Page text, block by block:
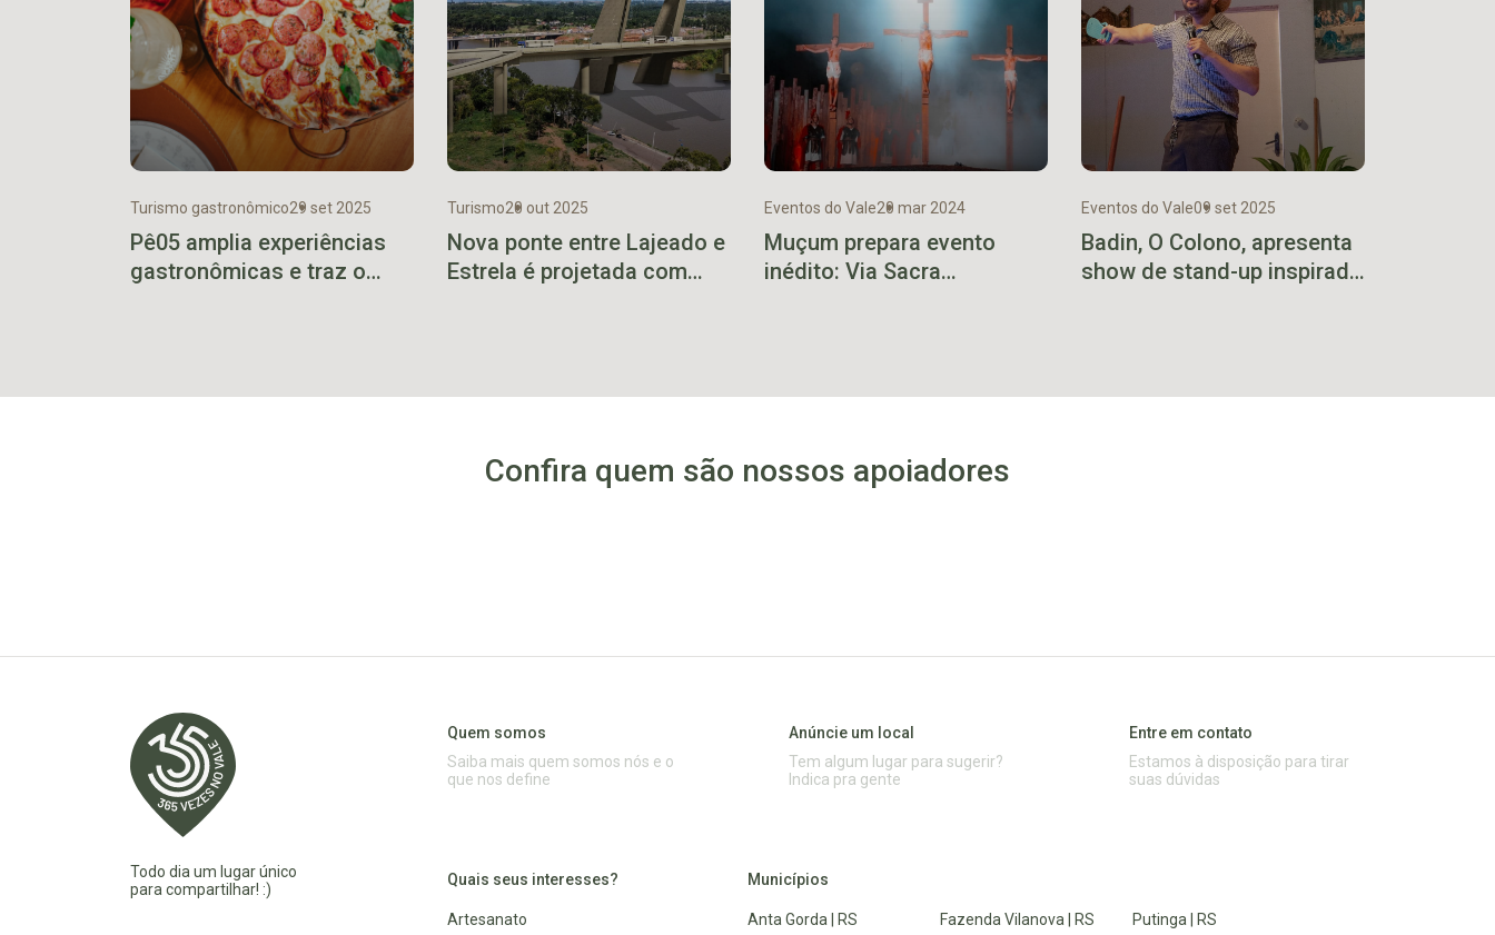
Turismo gastronômico29 set 2025
Pê05 amplia experiências
gastronômicas e traz o
Turismo20 out 2025
Nova ponte entre Lajeado e
Estrela é projetada com
Eventos do Vale20 mar 2024
Muçum prepara evento
inédito: Via Sacra
Eventos do Vale09 set 2025
Badin, O Colono, apresenta
show de stand-up inspirado
Confira quem são nossos apoiadores
Todo dia um lugar único
para compartilhar! :)
Quem somos
Saiba mais quem somos nós e o
que nos define
Anúncie um local
Tem algum lugar para sugerir?
Indica pra gente
Entre em contato
Estamos à disposição para tirar
suas dúvidas
Quais seus interesses?
Artesanato
Municípios
Anta Gorda | RS Fazenda Vilanova | RS Putinga | RS